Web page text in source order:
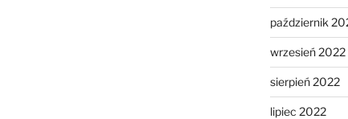
październik
wrzesień 2022
sierpień 2022
lipiec 2022